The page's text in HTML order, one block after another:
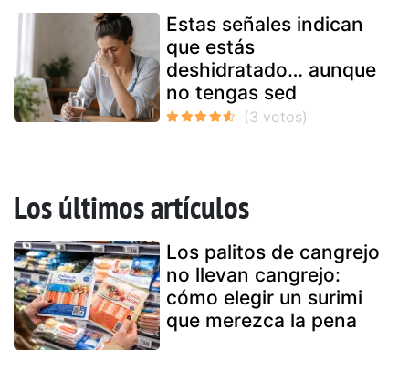
Estas señales indican
que estás
deshidratado… aunque
no tengas sed
Los últimos artículos
Los palitos de cangrejo
no llevan cangrejo:
cómo elegir un surimi
que merezca la pena